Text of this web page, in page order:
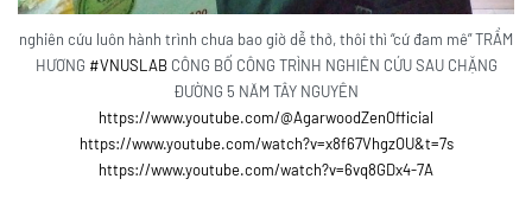
nghiên cứu luôn hành trình chưa bao giờ dễ thở, thôi thì “cứ đam mê” TRẦM
HƯƠNG #VNUSLABCÔNG BỐ CÔNG TRÌNH NGHIÊN CỨU SAU CHẶNG
ĐƯỜNG 5 NĂM TÂY NGUYÊN
https://www.youtube.com/@AgarwoodZenOfficial
https://www.youtube.com/watch?v=x8f67VhgzOU&t=7s
https://www.youtube.com/watch?v=6vq8GDx4-7A